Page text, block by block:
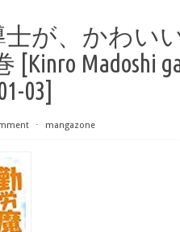
士が、かわい
Madoshi
03]
⋅ mangazone